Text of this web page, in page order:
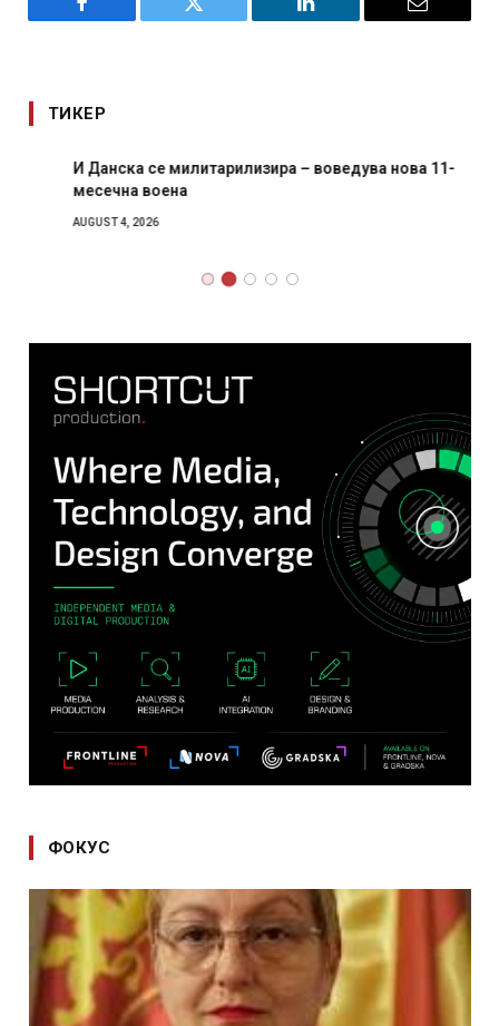
Facebook Twitter LinkedIn Email
ТИКЕР
И Данска се милитарилизира – воведува нова 11-
месечна воена
AUGUST 4, 2026
ФОКУС